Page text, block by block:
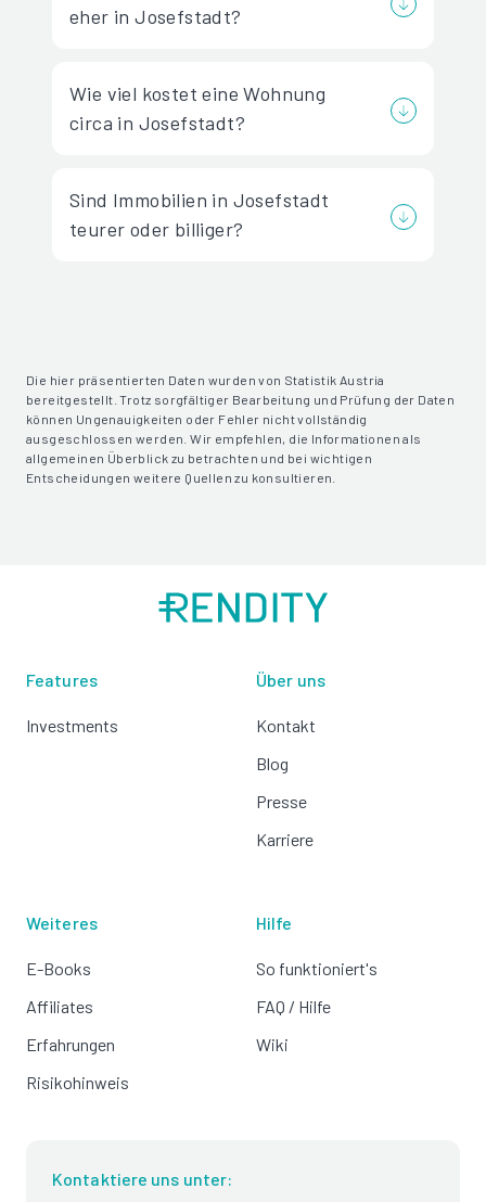
eher in Josefstadt?
Wie viel kostet eine Wohnung
circa in Josefstadt?
Sind Immobilien in Josefstadt
teurer oder billiger?
Die hier präsentierten Daten wurden von Statistik Austria
bereitgestellt. Trotz sorgfältiger Bearbeitung und Prüfung der Daten
können Ungenauigkeiten oder Fehler nicht vollständig
ausgeschlossen werden. Wir empfehlen, die Informationen als
allgemeinen Überblick zu betrachten und bei wichtigen
Entscheidungen weitere Quellen zu konsultieren.
Features
Investments
Über uns
Kontakt
Blog
Presse
Karriere
Weiteres
E-Books
Affiliates
Erfahrungen
Risikohinweis
Hilfe
So funktioniert's
FAQ / Hilfe
Wiki
Kontaktiere uns unter: